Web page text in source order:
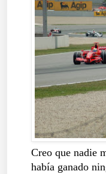
Creo que nadie
había ganado